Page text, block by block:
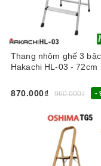
Thang nhôm ghế 3 bậc
Hakachi HL-03 - 72cm
870.000₫ 960.000₫ -